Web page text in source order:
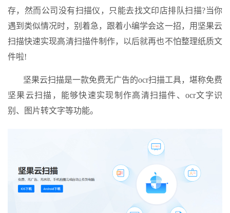
存，然而公司没有扫描仪，只能去找文印店排队扫描?当你
遇到类似情况时，别着急，跟着小编学会这一招，用坚果云
扫描快速实现高清扫描件制作，以后就再也不怕整理纸质文
件啦!
坚果云扫描是一款免费无广告的ocr扫描工具，堪称免费
坚果云扫描，能够快速实现制作高清扫描件、ocr文字识
别、图片转文字等功能。